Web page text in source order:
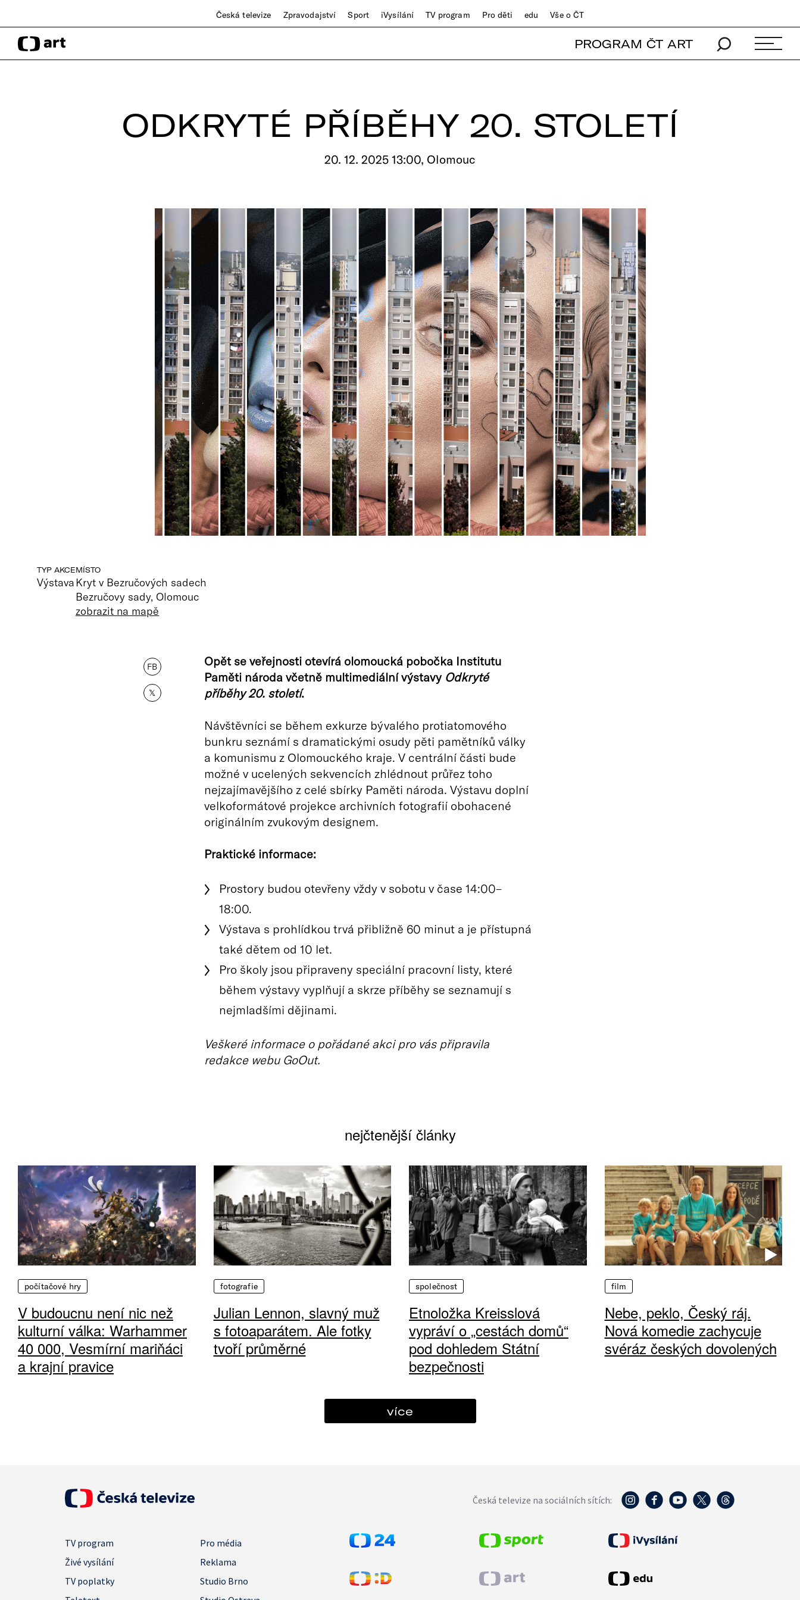
Česká televize Zpravodajství Sport iVysílání TV program Pro děti edu Vše o ČT
PROGRAM ČT ART
ODKRYTÉ PŘÍBĚHY 20. STOLETÍ
20. 12. 2025 13:00, Olomouc
TYP AKCE
Výstava
MÍSTO
Kryt v Bezručových sadech
Bezručovy sady, Olomouc
zobrazit na mapě
FB
𝕏
Opět se veřejnosti otevírá olomoucká pobočka Institutu
Paměti národa včetně multimediální výstavy Odkryté
příběhy 20. století.
Návštěvníci se během exkurze bývalého protiatomového
bunkru seznámí s dramatickými osudy pěti pamětníků války
a komunismu z Olomouckého kraje. V centrální části bude
možné v ucelených sekvencích zhlédnout průřez toho
nejzajímavějšího z celé sbírky Paměti národa. Výstavu doplní
velkoformátové projekce archivních fotografií obohacené
originálním zvukovým designem.
Praktické informace:
Prostory budou otevřeny vždy v sobotu v čase 14:00–
18:00.
Výstava s prohlídkou trvá přibližně 60 minut a je přístupná
také dětem od 10 let.
Pro školy jsou připraveny speciální pracovní listy, které
během výstavy vyplňují a skrze příběhy se seznamují s
nejmladšími dějinami.
Veškeré informace o pořádané akci pro vás připravila
redakce webu GoOut.
nejčtenější články
počítačové hry
V budoucnu není nic než
kulturní válka: Warhammer
40 000, Vesmírní mariňáci
a krajní pravice
fotografie
Julian Lennon, slavný muž
s fotoaparátem. Ale fotky
tvoří průměrné
společnost
Etnoložka Kreisslová
vypráví o „cestách domů“
pod dohledem Státní
bezpečnosti
film
Nebe, peklo, Český ráj.
Nová komedie zachycuje
svéráz českých dovolených
více
Česká televize na sociálních sítích:
TV program
Pro média
Živé vysílání
Reklama
TV poplatky
Studio Brno